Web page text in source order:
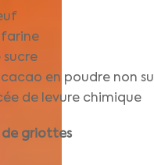
farine
sucre
cacao en poudre non
de levure chimique
griottes